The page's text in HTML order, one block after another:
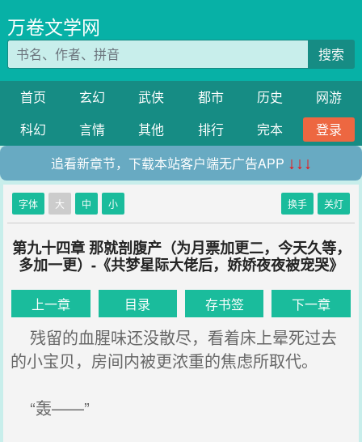
万卷文学网
搜索
首页 玄幻 武侠 都市 历史
网游
科幻
言情 其他 排行 完本
登录
追看新章节，下载本站客户端无广告APP ↓↓↓
字体 大 中 小 换手 关灯
第九十四章 那就剖腹产（为月票加更二，今天久等，
多加一更）-《共梦星际大佬后，娇娇夜夜被宠哭》
上一章 目录 存书签 下一章
残留的血腥味还没散尽，看着床上晕死过去
的小宝贝，房间内被更浓重的焦虑所取代。
“轰——”